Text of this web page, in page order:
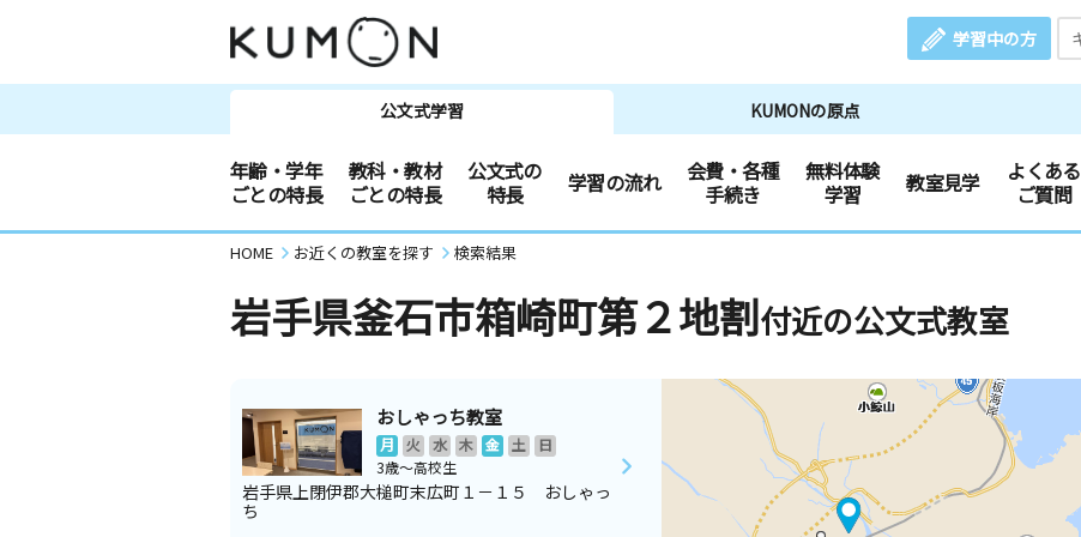
学習中の方
公文式学習 KUMONの原点
年齢・学年
ごとの特長
教科・教材
ごとの特長
公文式の
特長
学習の流れ
会費・各種
手続き
無料体験
学習
教室見学
よくある
ご質問
HOME お近くの教室を探す 検索結果
岩手県釜石市箱崎町第２地割付近の公文式教室
おしゃっち教室
月 火 水 木 金 土
日
3歳～高校生
岩手県上閉伊郡大槌町末広町１－１５ おしゃっ
ち